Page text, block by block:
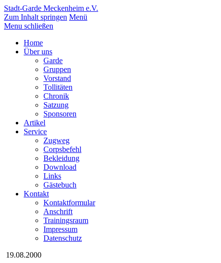
Stadt-Garde Meckenheim e.V.
Zum Inhalt springen Menü
Menu schließen
Home
Über uns
Garde
Gruppen
Vorstand
Tollitäten
Chronik
Satzung
Sponsoren
Artikel
Service
Zugweg
Corpsbefehl
Bekleidung
Download
Links
Gästebuch
Kontakt
Kontaktformular
Anschrift
Trainingsraum
Impressum
Datenschutz
19.08.2000